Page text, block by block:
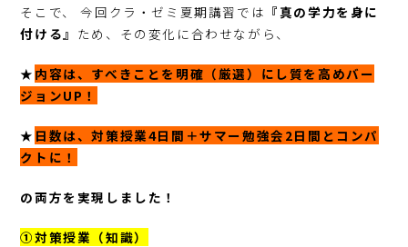
そこで、 今回クラ・ゼミ夏期講習では 『真の学力を身に
付ける』 ため、その変化に合わせながら、
★ 内容は、すべきことを明確（厳選）にし質を高めバー
ジョンUP！
★ 日数は、対策授業4日間＋サマー勉強会2日間とコンパ
クトに！
の両方を実現しました！
①対策授業（知識）